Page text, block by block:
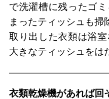
で洗濯槽に残ったゴ
まったティッシュも掃
取り出した衣類は浴室
大きなティッシュをは
衣類乾燥機があれば回